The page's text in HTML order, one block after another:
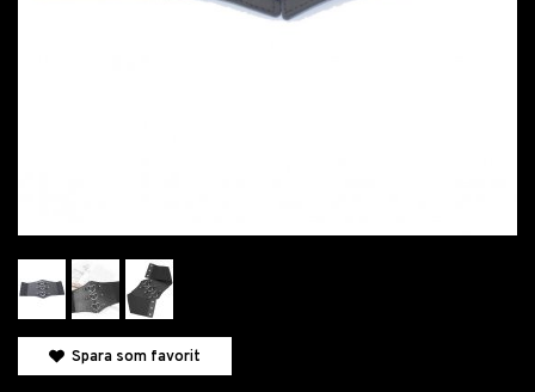
Spara som favorit